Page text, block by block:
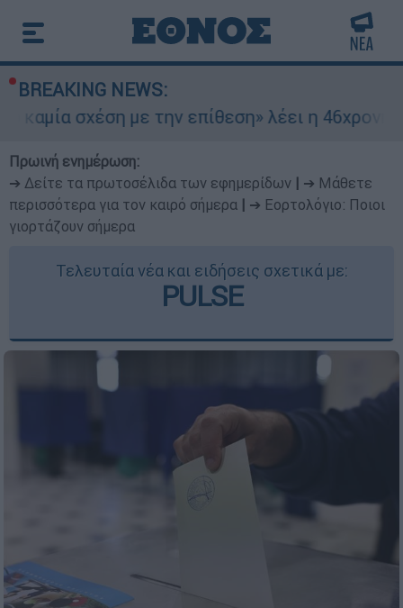
BREAKING NEWS:
με την επίθεση» λέει η 46χρονη - Τι
Πρωινή ενημέρωση:
➔ Δείτε τα πρωτοσέλιδα των εφημερίδων
➔ Μάθετε
περισσότερα για τον καιρό σήμερα
➔ Εορτολόγιο: Ποιοι
γιορτάζουν σήμερα
Τελευταία νέα και ειδήσεις σχετικά με:
PULSE